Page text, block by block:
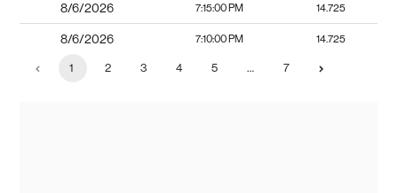
8/6/2026 7:15:00 PM 14.725
8/6/2026 7:10:00 PM 14.725
1 2 3 4 5 … 7